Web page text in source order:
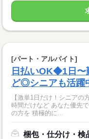
[パート・アルバイト]
日払いOK◆1日〜
ど◎シニアも活躍
【激単1日だけ！シニアの方活躍中！】 この1
時間だけなど あなた優先で自由に決め
の方を 積極的に...
梱包・仕分け・検